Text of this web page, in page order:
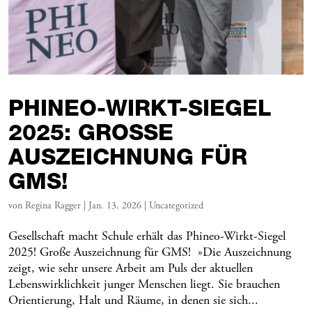
PHINEO-WIRKT-SIEGEL
2025: GROSSE A
USZEICHNUNG FÜR G
MS!
von Regina Ragger Jan. 13, 2026 Uncategorized
Gesellschaft macht Schule erhält das Phineo-Wirkt-Siegel
2025! Große Auszeichnung für GMS! »Die Auszeichnung
zeigt, wie sehr unsere Arbeit am Puls der aktuellen
Lebenswirklichkeit junger Menschen liegt. Sie brauchen
Orientierung, Halt und Räume, in denen sie sich...